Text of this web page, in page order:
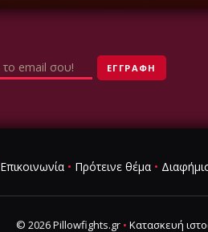
Επικοινωνία• Πρότεινε θέμα•
© 2026 Pillowfights.gr • Κατασκευή